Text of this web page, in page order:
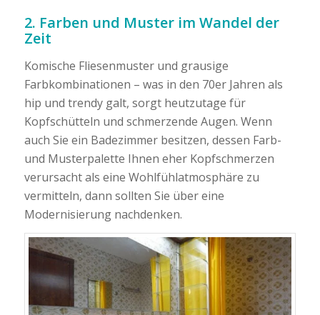
2. Farben und Muster im Wandel der
Zeit
Komische Fliesenmuster und grausige
Farbkombinationen – was in den 70er Jahren als
hip und trendy galt, sorgt heutzutage für
Kopfschütteln und schmerzende Augen. Wenn
auch Sie ein Badezimmer besitzen, dessen Farb-
und Musterpalette Ihnen eher Kopfschmerzen
verursacht als eine Wohlfühlatmosphäre zu
vermitteln, dann sollten Sie über eine
Modernisierung nachdenken.